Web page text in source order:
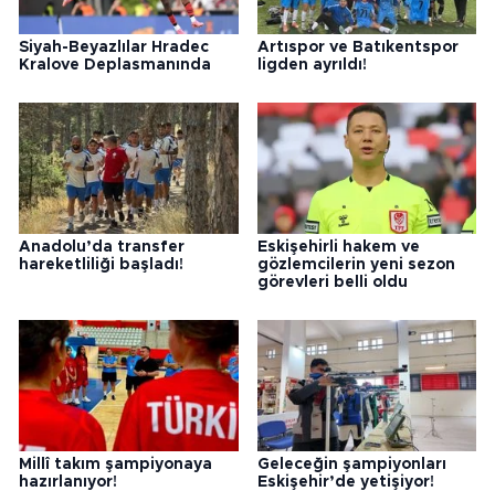
Siyah-Beyazlılar Hradec
Kralove Deplasmanında
Artıspor ve Batıkentspor
ligden ayrıldı!
Anadolu’da transfer
hareketliliği başladı!
Eskişehirli hakem ve
gözlemcilerin yeni sezon
görevleri belli oldu
Millî takım şampiyonaya
hazırlanıyor!
Geleceğin şampiyonları
Eskişehir’de yetişiyor!